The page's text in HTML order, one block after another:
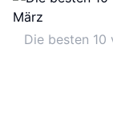
Die besten